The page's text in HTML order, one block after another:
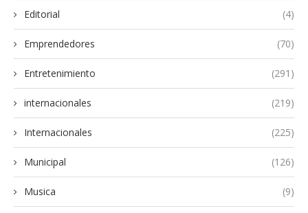
Editorial (4)
Emprendedores (70)
Entretenimiento (291)
internacionales (219)
Internacionales (225)
Municipal (126)
Musica (9)